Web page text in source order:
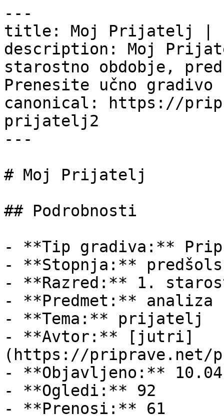
---
title: Moj Prijatelj |
description: Moj
starostno obdobje,
Prenesite učno
canonical: https://
prijatelj2
---
# Moj Prijatelj
## Podrobnosti
- **Tip gradiva:**
- **Stopnja:**
- **Razred:** 1.
- **Predmet:** analiza
- **Tema:** prijatelj
- **Avtor:** [jutri]
(https://
- **Objavljeno:**
- **Ogledi:** 92
- **Prenosi:** 61